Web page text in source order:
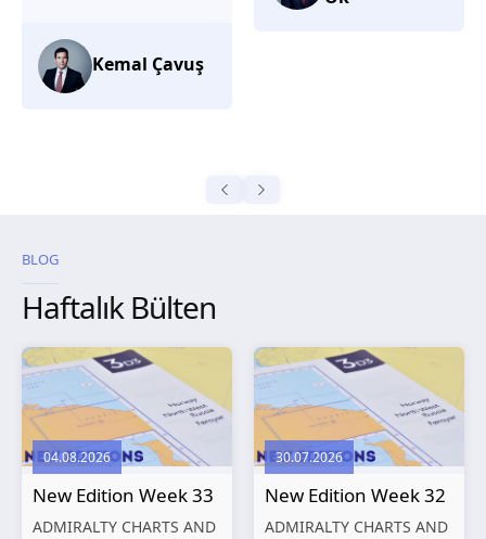
BLOG
Haftalık Bülten
04.08.2026
New Edition Week 33
ADMIRALTY CHARTS AND
30.07.2026
New Edition Week 32
ADMIRALTY CHARTS AND